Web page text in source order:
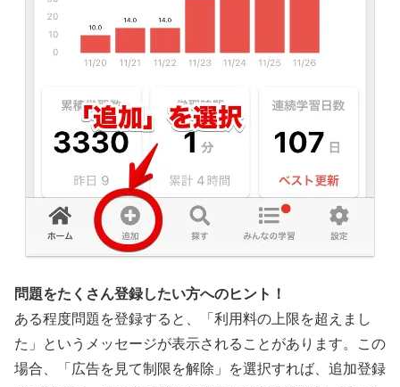
問題をたくさん登録したい方へのヒント！
ある程度問題を登録すると、「利用料の上限を超えまし
た」というメッセージが表示されることがあります。この
場合、「広告を見て制限を解除」を選択すれば、追加登録